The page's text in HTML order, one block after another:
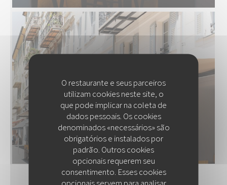
O restaurante e seus parceiros
utilizam cookies neste site, o
que pode implicar na coleta de
dados pessoais. Os cookies
denominados «necessários» são
obrigatórios e instalados por
padrão. Outros cookies
opcionais requerem seu
consentimento. Esses cookies
opcionais servem para analisar